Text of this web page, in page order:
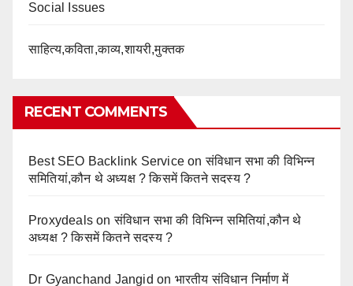
Social Issues
साहित्य,कविता,काव्य,शायरी,मुक्तक
RECENT COMMENTS
Best SEO Backlink Service onसंविधान सभा की विभिन्न
समितियां,कौन थे अध्यक्ष ? किसमें कितने सदस्य ?
Proxydeals onसंविधान सभा की विभिन्न समितियां,कौन थे
अध्यक्ष ? किसमें कितने सदस्य ?
Dr Gyanchand Jangid on भारतीय संविधान निर्माण में